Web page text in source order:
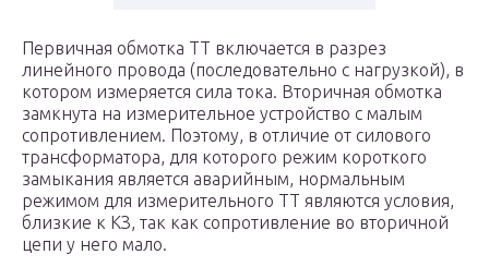
Первичная обмотка ТТ включается в разрез
линейного провода (последовательно с нагрузкой), в
котором измеряется сила тока. Вторичная обмотка
замкнута на измерительное устройство с малым
сопротивлением. Поэтому, в отличие от силового
трансформатора, для которого режим короткого
замыкания является аварийным, нормальным
режимом для измерительного ТТ являются условия,
близкие к КЗ, так как сопротивление во вторичной
цепи у него мало.